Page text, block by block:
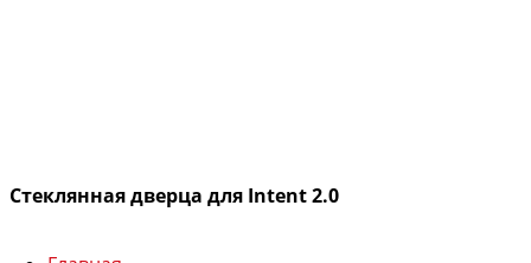
Стеклянная дверца для Intent 2.0